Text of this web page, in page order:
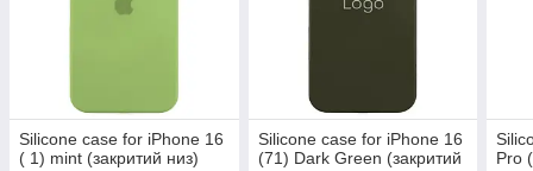
Silicone case for iPhone 16
( 1) mint (закритий низ)
Silicone case for iPhone 16
(71) Dark Green (закритий
Pro